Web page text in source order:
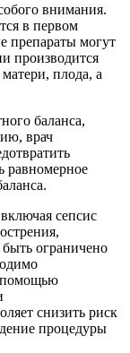
внимания.
в первом
препараты могут
производится
плода, а
баланса,
врач
равномерное
сепсис
ограничено
помощью
снизить риск
процедуры